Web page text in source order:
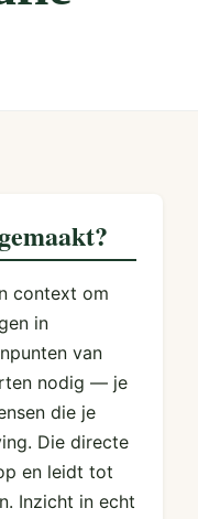
context om
in
van
nodig — je
die je
Die directe
en leidt tot
Inzicht in echt